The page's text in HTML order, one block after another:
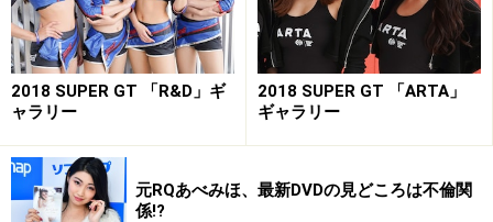
横田りかちゃん
2018 SUPER GT 「R&D」ギ
ャラリー
2018 SUPER GT 「ARTA」
ギャラリー
元RQあべみほ、最新DVDの見どころは不倫関
係!?